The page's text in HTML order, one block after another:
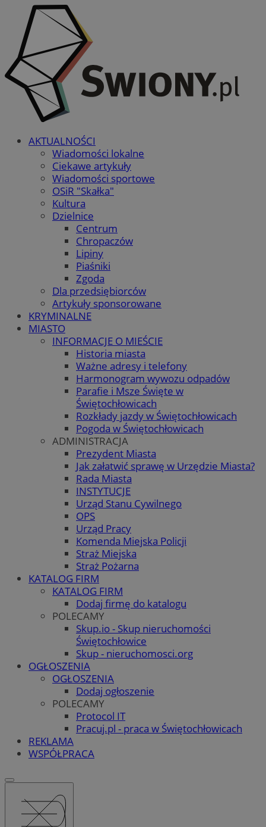
AKTUALNOŚCI
Wiadomości lokalne
Ciekawe artykuły
Wiadomości sportowe
OSiR "Skałka"
Kultura
Dzielnice
Centrum
Chropaczów
Lipiny
Piaśniki
Zgoda
Dla przedsiębiorców
Artykuły sponsorowane
KRYMINALNE
MIASTO
INFORMACJE O MIEŚCIE
Historia miasta
Ważne adresy i telefony
Harmonogram wywozu odpadów
Parafie i Msze Święte w
Świętochłowicach
Rozkłady jazdy w Świętochłowicach
Pogoda w Świętochłowicach
ADMINISTRACJA
Prezydent Miasta
Jak załatwić sprawę w Urzędzie Miasta?
Rada Miasta
INSTYTUCJE
Urząd Stanu Cywilnego
OPS
Urząd Pracy
Komenda Miejska Policji
Straż Miejska
Straż Pożarna
KATALOG FIRM
KATALOG FIRM
Dodaj firmę do katalogu
POLECAMY
Skup.io - Skup nieruchomości
Świętochłowice
Skup - nieruchomosci.org
OGŁOSZENIA
OGŁOSZENIA
Dodaj ogłoszenie
POLECAMY
Protocol IT
Pracuj.pl - praca w Świętochłowicach
REKLAMA
WSPÓŁPRACA